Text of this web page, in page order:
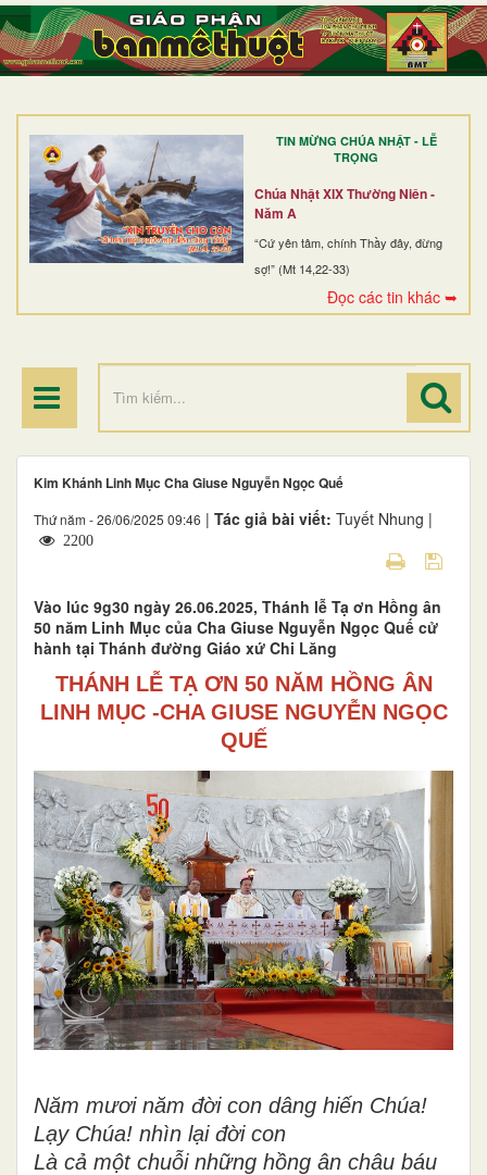
TIN MỪNG CHÚA NHẬT - LỄ
TRỌNG
Chúa Nhật XIX Thường Niên -
Năm A
“Cứ yên tâm, chính Thầy đây, đừng
sợ!” (Mt 14,22-33)
Đọc các tin khác ➥
TRANG NHẤT
GIỚI THIỆU
DÒNG TU
BAN MỤC VỤ
ĐOÀN THỂ CG
ĐIỂM HÀNH HƯƠNG
Kim Khánh Linh Mục Cha Giuse Nguyễn Ngọc Quế
Thứ năm - 26/06/2025 09:46 | Tác giả bài viết: Tuyết Nhung |
2200
Vào lúc 9g30 ngày 26.06.2025, Thánh lễ Tạ ơn Hồng ân
50 năm Linh Mục của Cha Giuse Nguyễn Ngọc Quế cử
hành tại Thánh đường Giáo xứ Chi Lăng
THÁNH LỄ TẠ ƠN 50 NĂM HỒNG ÂN
LINH MỤC -CHA GIUSE NGUYỄN NGỌC
QUẾ
Năm mươi năm đời con dâng hiến Chúa!
Lạy Chúa! nhìn lại đời con
Là cả một chuỗi những hồng ân châu báu